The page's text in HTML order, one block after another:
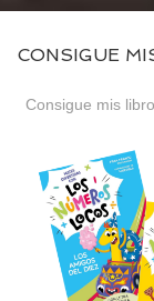
CONSIGUE
Consigue mis